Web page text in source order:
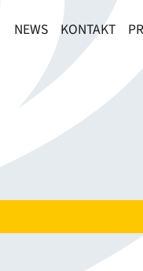
NEWS KONTAKT